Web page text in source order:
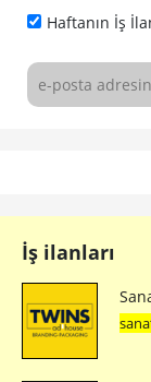
Haftanın İş
İş ilanları